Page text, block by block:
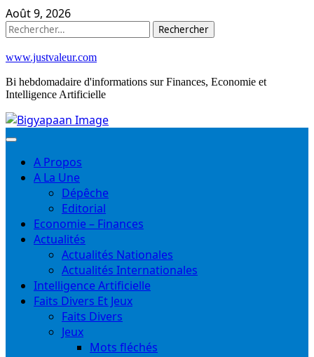
Skip
to
Août 9, 2026
Rechercher :
www.justvaleur.com
Bi hebdomadaire d'informations sur Finances, Economie et
Intelligence Artificielle
A Propos
A La Une
Dépêche
Editorial
Economie – Finances
Actualités
Actualités Nationales
Actualités Internationales
Intelligence Artificielle
Faits Divers Et Jeux
Faits Divers
Jeux
Mots fléchés